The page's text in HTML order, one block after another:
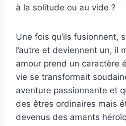
à la solitude ou au vide ?
Une fois qu’ils fusionnent,
l’autre et deviennent un, il
amour prend un caractère
vie se transformait
aventure passionnante et
des êtres ordinaires mais
devenus des amants